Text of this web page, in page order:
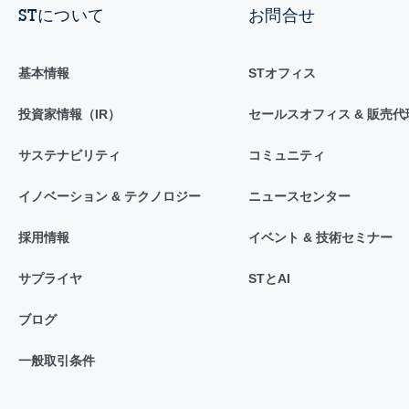
STについて
基本情報
投資家情報（IR）
サステナビリティ
イノベーション & テクノロジー
採用情報
サプライヤ
ブログ
一般取引条件
お問合せ
STオフィス
セールスオフィス & 販売代
コミュニティ
ニュースセンター
イベント & 技術セミナー
STとAI